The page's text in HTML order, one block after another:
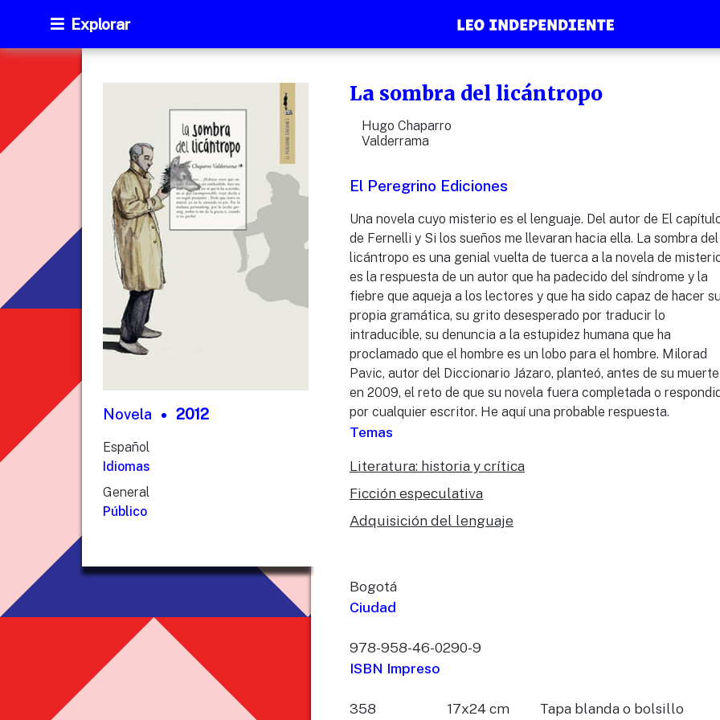
Explorar
Novela 2012
Español
Idiomas
General
Público
La sombra del licántropo
Hugo Chaparro
Valderrama
El Peregrino Ediciones
Una novela cuyo misterio es el lenguaje. Del autor de El
de Fernelli y Si los sueños me llevaran hacia ella. La sombra del
licántropo es una genial vuelta de tuerca a la novela de
es la respuesta de un autor que ha padecido del síndrome y la
fiebre que aqueja a los lectores y que ha sido capaz de hacer
propia gramática, su grito desesperado por traducir lo
intraducible, su denuncia a la estupidez humana que ha
proclamado que el hombre es un lobo para el hombre. Milorad
Pavic, autor del Diccionario Jázaro, planteó, antes de su muerte
en 2009, el reto de que su novela fuera completada o
por cualquier escritor. He aquí una probable respuesta.
Temas
Literatura: historia y crítica
Ficción especulativa
Adquisición del lenguaje
Bogotá
Ciudad
978-958-46-0290-9
ISBN Impreso
358 17x24 cm Tapa blanda o bolsillo